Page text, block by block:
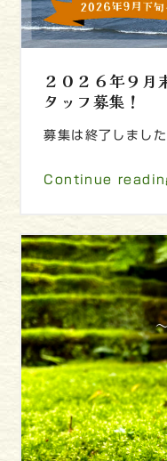
２０２６年９月
タッフ募集！
募集は終了しま
Continue